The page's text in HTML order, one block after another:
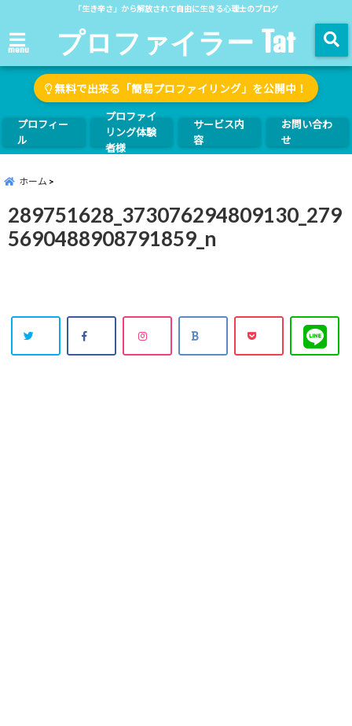
「生き辛さ」から解放されて自由に生きる心理士のブログ
menu プロファイラー Tat
無料で出来る「簡易プロファイリング」を公開中！
プロフィー
ル
プロファイ
リング体験
者様
サービス内
容
お問い合わ
せ
ホーム
289751628_373076294809130_279
5690488908791859_n